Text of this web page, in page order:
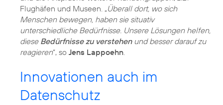
Flughäfen und Museen. „Überall dort, wo sich
Menschen bewegen, haben sie situativ
unterschiedliche Bedürfnisse. Unsere Lösungen helfen,
diese Bedürfnisse zu verstehenund besser darauf zu
reagieren“, so Jens Lappoehn.
Innovationen auch im
Datenschutz